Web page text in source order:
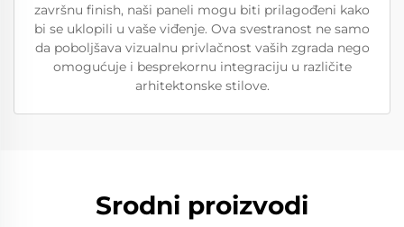
završnu finish, naši paneli mogu biti prilagođeni kako
bi se uklopili u vaše viđenje. Ova svestranost ne samo
da poboljšava vizualnu privlačnost vaših zgrada nego
omogućuje i besprekornu integraciju u različite
arhitektonske stilove.
Srodni proizvodi